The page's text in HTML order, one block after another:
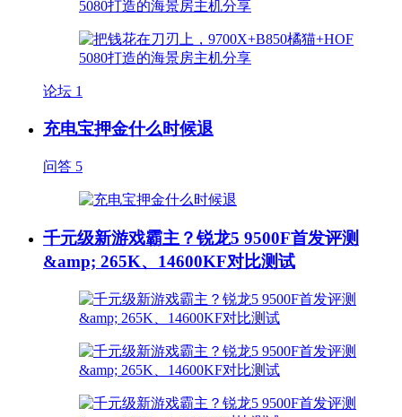
论坛 1
充电宝押金什么时候退
问答 5
千元级新游戏霸主？锐龙5 9500F首发评测
&amp; 265K、14600KF对比测试